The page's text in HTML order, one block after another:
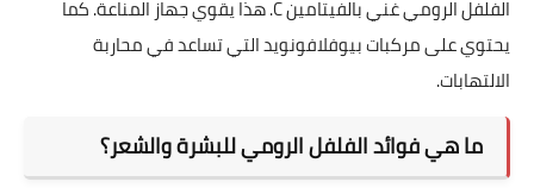
الفلفل الرومي غني بالفيتامين C. هذا يقوي جهاز المناعة. كما
يحتوي على مركبات بيوفلافونويد التي تساعد في محاربة
الالتهابات.
ما هي فوائد الفلفل الرومي للبشرة والشعر؟